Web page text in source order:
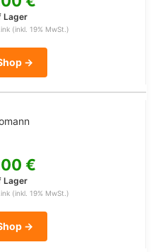
Lager
(inkl. 19% MwSt.)
→
€
Lager
(inkl. 19% MwSt.)
→